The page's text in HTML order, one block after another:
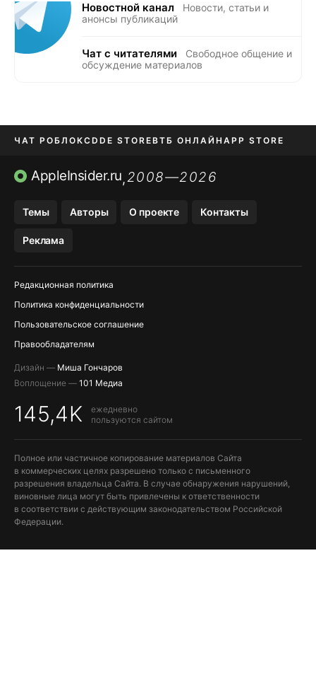
Новостной канал
Новости, статьи и
анонсы публикаций
Чат с читателями
Свободное общение и
обсуждение материалов
ЧАТ РОБЛОКСDDE STOREВТБ ОНЛАЙН APP STORE
OZON БАНК KAKAOTALK И BIP
AppleInsider.ru,2008—2026
Темы Авторы О проекте Контакты
Реклама
Редакционная политика
Политика конфиденциальности
Пользовательское соглашение
Правообладателям
Дизайн — Миша Гончаров
Воплощение — 101 Медиа
145,4K
ежедневно
пользуются сайтом
Полное или частичное копирование материалов Сайта
в коммерческих целях разрешено только с письменного
разрешения владельца Сайта. В случае обнаружения нарушений,
виновные лица могут быть привлечены к ответственности
в соответствии с действующим законодательством Российской
Федерации.